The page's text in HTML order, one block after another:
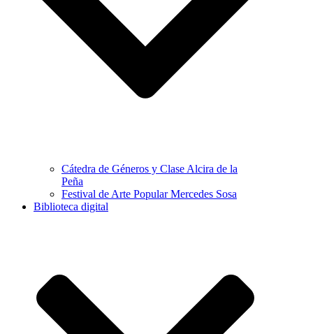
Cátedra de Géneros y Clase Alcira de la
Peña
Festival de Arte Popular Mercedes Sosa
Biblioteca digital